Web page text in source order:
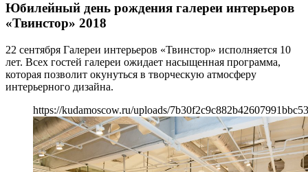
Юбилейный день рождения галереи интерьеров
«Твинстор» 2018
22 сентября Галереи интерьеров «Твинстор» исполняется 10
лет. Всех гостей галереи ожидает насыщенная программа,
которая позволит окунуться в творческую атмосферу
интерьерного дизайна.
https://kudamoscow.ru/uploads/